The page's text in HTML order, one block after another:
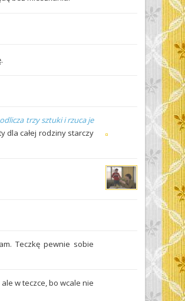
trzy sztuki i rzuca je
dla całej rodziny starczy
Teczkę pewnie sobie
w teczce, bo wcale nie